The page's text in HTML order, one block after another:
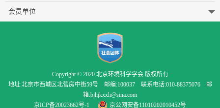
会员单位
Copyright © 2020 北京环境科学学会 版权所有
地址:北京市西城区北营房中街59号 邮编:100037 联系电话:010-88375076 邮
箱:bjhjkxxh@sina.com
京ICP备20023662号-1
京公网安备11010202010452号